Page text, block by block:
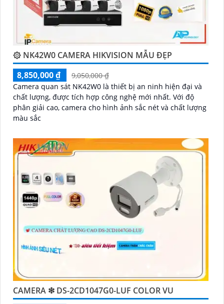
۞ NK42W0 CAMERA HIKVISION MẪU ĐẸP
8,850,000 ₫
9,050,000 ₫
Camera quan sát NK42W0 là thiết bị an ninh hiện đại và
chất lượng, được tích hợp công nghệ mới nhất. Với độ
phân giải cao, camera cho hình ảnh sắc nét và chất lượng
màu sắc
CAMERA ❇ DS-2CD1047G0-LUF COLOR VU